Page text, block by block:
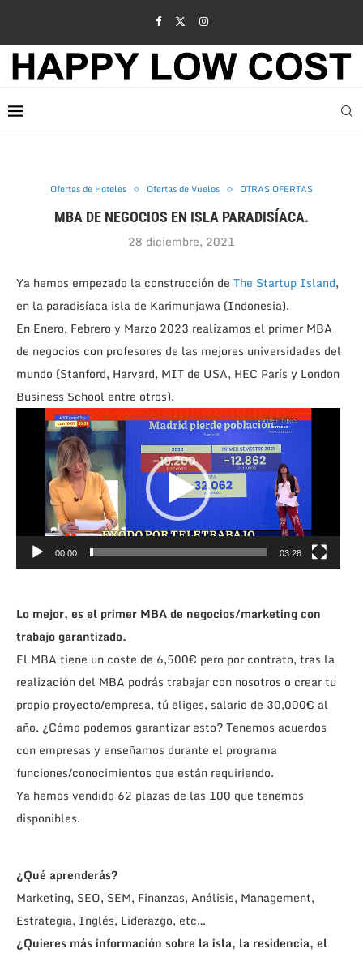
Ofertas de Hoteles Ofertas de Vuelos OTRAS OFERTAS
MBA DE NEGOCIOS EN ISLA PARADISÍACA.
28 diciembre, 2021
Ya hemos empezado la construcción de The Startup Island,
en la paradisíaca isla de Karimunjawa (Indonesia).
En Enero, Febrero y Marzo 2023 realizamos el primer MBA
de negocios con profesores de las mejores universidades del
mundo (Stanford, Harvard, MIT de USA, HEC París y London
Business School entre otros).
Reproductor
00:00 03:28
Lo mejor, es el primer MBA de negocios/marketing con
trabajo garantizado.
El MBA tiene un coste de 6,500€ pero por contrato, tras la
realización del MBA podrás trabajar con nosotros o crear tu
propio proyecto/empresa, tú eliges, salario de 30,000€ al
año. ¿Cómo podemos garantizar esto? Tenemos acuerdos
con empresas y enseñamos durante el programa
funciones/conocimientos que están requiriendo.
Ya hemos vendido 62 plazas de las 100 que tenemos
disponibles.
¿Qué aprenderás?
Marketing, SEO, SEM, Finanzas, Análisis, Management,
Estrategia, Inglés, Liderazgo, etc…
¿Quieres más información sobre la isla, la residencia, el